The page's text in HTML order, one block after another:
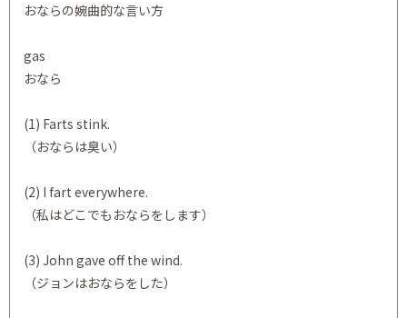
おならの婉曲的な言い方
gas
おなら
(1) Farts stink.
（おならは臭い）
(2) I fart everywhere.
（私はどこでもおならをします）
(3) John gave off the wind.
（ジョンはおならをした）